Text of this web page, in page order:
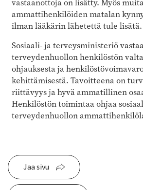
vastaanottoja on lisätty. Myös
ammattihenkilöiden matalan
ilman lääkärin lähetettä tule lisätä.
Sosiaali- ja terveysministeriö
terveydenhuollon henkilöstön
ohjauksesta ja
kehittämisestä. Tavoitteena on
riittävyys ja hyvä ammatillinen
Henkilöstön toimintaa ohjaa
terveydenhuollon
Jaa sivu